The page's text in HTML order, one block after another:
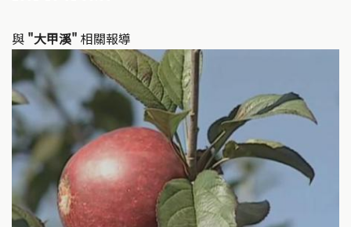
與 "大甲溪" 相關報導